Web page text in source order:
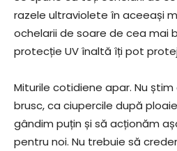
razele ultraviolete în aceeași
ochelarii de soare de cea mai
protecție UV înaltă îți pot
Miturile cotidiene apar. Nu
brusc, ca ciupercile după
gândim puțin și să acționăm
pentru noi. Nu trebuie să